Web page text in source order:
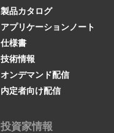
製品カタログ
アプリケーションノート
仕様書
技術情報
オンデマンド配信
内定者向け配信
投資家情報